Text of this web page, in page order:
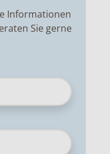
Informationen
Sie gerne